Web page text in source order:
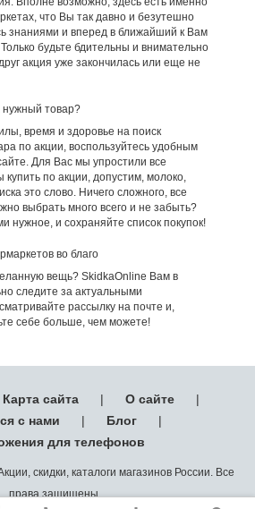
что Вы так давно и безутешно
знаниями и вперед в ближайший к Вам
будьте бдительны и внимательно
акция уже закончилась или еще не
нужный товар?
время и здоровье на поиск
по акции, воспользуйтесь удобным
Для Вас мы упростили все
по акции, допустим, молоко,
это слово. Ничего сложного, все
выбрать много всего и не забыть?
нужное, и сохраняйте список покупок!
во благо
вещь? SkidkaOnline Вам в
следите за актуальными
рассылку на почте и,
себе больше, чем можете!
Карта сайта | О сайте
|
с нами
| Блог
|
для телефонов
скидки, каталоги магазинов России. Все
права защищены.